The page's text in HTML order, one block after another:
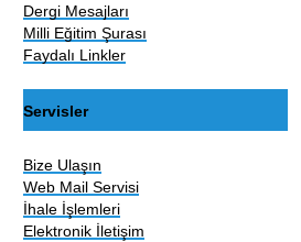
Dergi Mesajları
Milli Eğitim Şurası
Faydalı Linkler
Servisler
Bize Ulaşın
Web Mail Servisi
İhale İşlemleri
Elektronik İletişim